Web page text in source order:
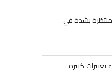
منتظرة بشدة في
كبيرة